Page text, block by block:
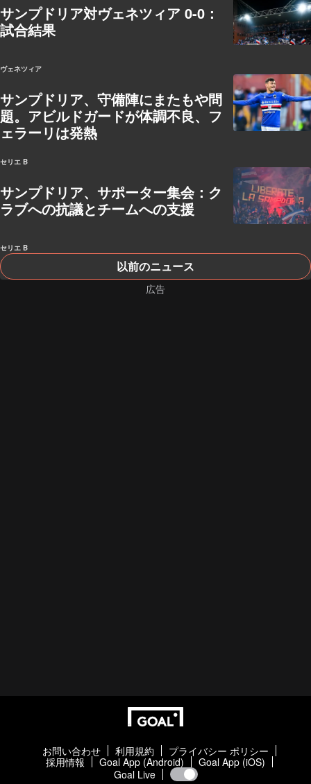
サンプドリア対ヴェネツィア 0-0：
試合結果
ヴェネツィア
サンプドリア、守備陣にまたもや問
題。アビルドガードが体調不良、フ
ェラーリは発熱
セリエ B
サンプドリア、サポーター集会：ク
ラブへの抗議とチームへの支援
セリエ B
以前のニュース
お問い合わせ 利用規約
プライバシー ポリシー
採用情報
Goal App (Android)
Goal App (iOS)
Goal Live